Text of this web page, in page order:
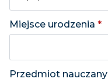
Miejsce urodzenia *
Przedmiot nauczany